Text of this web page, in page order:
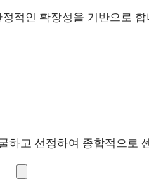
적인 확장성을 기반으로 합
하고 선정하여 종합적으로